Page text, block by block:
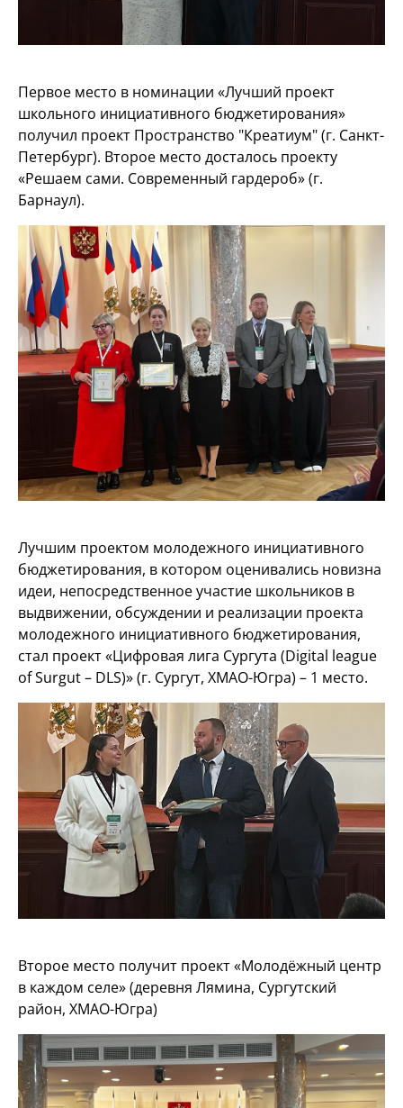
Первое место в номинации «Лучший проект
школьного инициативного бюджетирования»
получил проект Пространство "Креатиум" (г. Санкт-
Петербург). Второе место досталось проекту
«Решаем сами. Современный гардероб» (г.
Барнаул).
Лучшим проектом молодежного инициативного
бюджетирования, в котором оценивались новизна
идеи, непосредственное участие школьников в
выдвижении, обсуждении и реализации проекта
молодежного инициативного бюджетирования,
стал проект «Цифровая лига Сургута (Digital league
of Surgut – DLS)» (г. Сургут, ХМАО-Югра) – 1 место.
Второе место получит проект «Молодёжный центр
в каждом селе» (деревня Лямина, Сургутский
район, ХМАО-Югра)